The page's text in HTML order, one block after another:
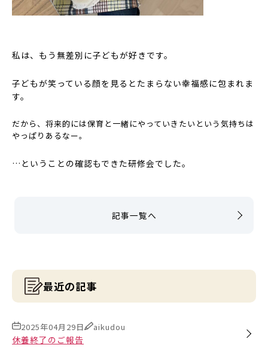
私は、もう無差別に子どもが好きです。
子どもが笑っている顔を見るとたまらない幸福感に包まれま
す。
だから、将来的には保育と一緒にやっていきたいという気持ちは
やっぱりあるなー。
…ということの確認もできた研修会でした。
記事一覧へ
最近の記事
休養終了のご報告
2025年04月29日 aikudou